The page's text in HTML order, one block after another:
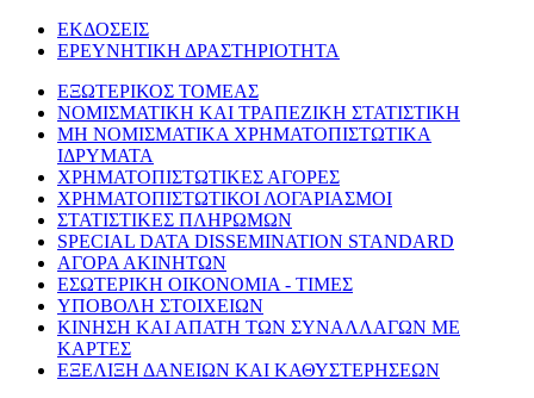
ΕΚΔΟΣΕΙΣ
ΕΡΕΥΝΗΤΙΚΗ ΔΡΑΣΤΗΡΙΟΤΗΤΑ
ΕΞΩΤΕΡΙΚΟΣ ΤΟΜΕΑΣ
ΝΟΜΙΣΜΑΤΙΚΗ ΚΑΙ ΤΡΑΠΕΖΙΚΗ ΣΤΑΤΙΣΤΙΚΗ
ΜΗ ΝΟΜΙΣΜΑΤΙΚΑ ΧΡΗΜΑΤΟΠΙΣΤΩΤΙΚΑ
ΙΔΡΥΜΑΤΑ
ΧΡΗΜΑΤΟΠΙΣΤΩΤΙΚΕΣ ΑΓΟΡΕΣ
ΧΡΗΜΑΤΟΠΙΣΤΩΤΙΚΟΙ ΛΟΓΑΡΙΑΣΜΟΙ
ΣΤΑΤΙΣΤΙΚΕΣ ΠΛΗΡΩΜΩΝ
SPECIAL DATA DISSEMINATION STANDARD
ΑΓΟΡΑ ΑΚΙΝΗΤΩΝ
ΕΣΩΤΕΡΙΚΗ ΟΙΚΟΝΟΜΙΑ - ΤΙΜΕΣ
ΥΠΟΒΟΛΗ ΣΤΟΙΧΕΙΩΝ
ΚΙΝΗΣΗ ΚΑΙ ΑΠΑΤΗ ΤΩΝ ΣΥΝΑΛΛΑΓΩΝ ΜΕ
ΚΑΡΤΕΣ
ΕΞΕΛΙΞΗ ΔΑΝΕΙΩΝ ΚΑΙ ΚΑΘΥΣΤΕΡΗΣΕΩΝ